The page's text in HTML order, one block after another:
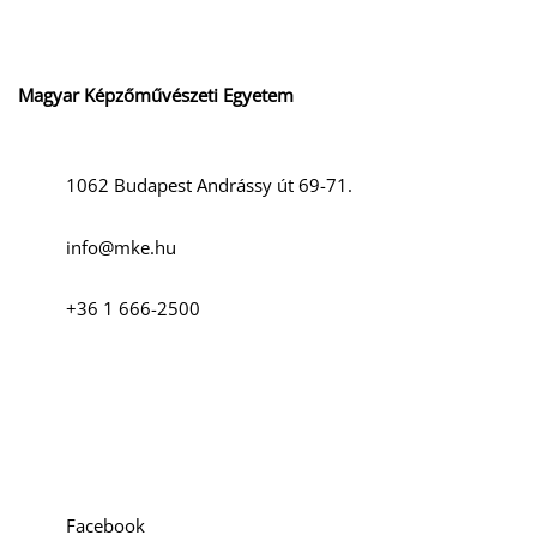
Magyar Képzőművészeti Egyetem
1062 Budapest Andrássy út 69-71.
info@mke.hu
+36 1 666-2500
Facebook